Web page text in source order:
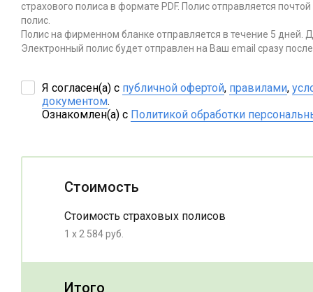
страхового полиса в формате PDF. Полис отправляется
полис.
Полис на фирменном бланке отправляется в течение 5 дней.
Электронный полис будет отправлен на Ваш email сразу
Я согласен(a) с публичной офертой, правилами,
документом.
Ознакомлен(а) с Политикой обработки
Стоимость
Стоимость страховых полисов
1 x 2 584 руб.
Итого